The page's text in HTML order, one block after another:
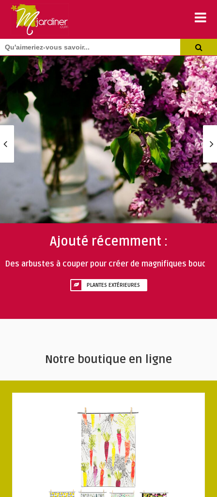
Ajouté récemment :
Des arbustes à couper pour créer de magnifiques bouq ..
PLANTES EXTÉRIEURES
Notre boutique en ligne